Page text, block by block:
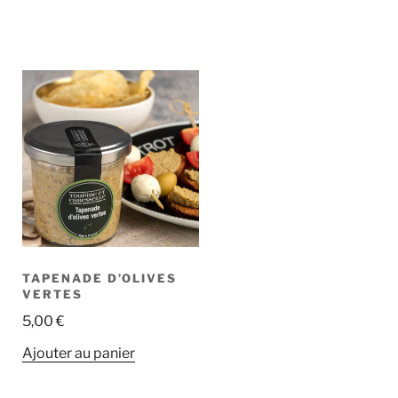
TAPENADE D’OLIVES
VERTES
5,00€
Ajouter au panier